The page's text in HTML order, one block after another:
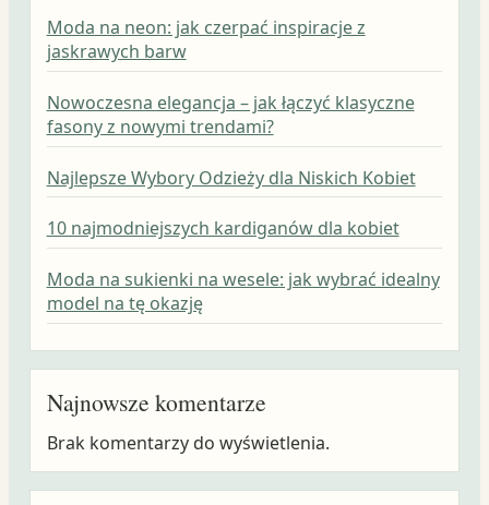
Moda na neon: jak czerpać inspiracje z
jaskrawych barw
Nowoczesna elegancja – jak łączyć klasyczne
fasony z nowymi trendami?
Najlepsze Wybory Odzieży dla Niskich Kobiet
10 najmodniejszych kardiganów dla kobiet
Moda na sukienki na wesele: jak wybrać idealny
model na tę okazję
Najnowsze komentarze
Brak komentarzy do wyświetlenia.